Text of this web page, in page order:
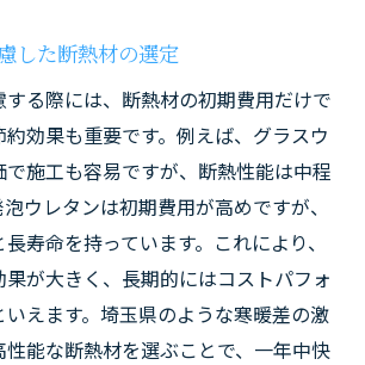
ォーム後の保証とアフターケア
した断熱材の選定
る際には、断熱材の初期費用だけで
効果も重要です。例えば、グラスウ
施工も容易ですが、断熱性能は中程
ウレタンは初期費用が高めですが、
寿命を持っています。これにより、
が大きく、長期的にはコストパフォ
えます。埼玉県のような寒暖差の激
性能な断熱材を選ぶことで、一年中快